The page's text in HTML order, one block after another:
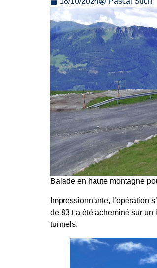
Balade en haute montagne
Impressionnante, l’opération
de 83 t a été acheminé sur
tunnels.